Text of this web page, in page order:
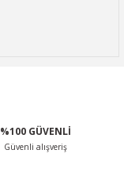
%100 GÜVENLİ
Güvenli alışveriş